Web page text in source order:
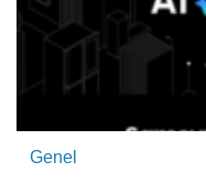
Genel